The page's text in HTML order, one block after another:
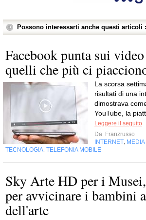
Possono interessarti anche questi articoli :
Facebook punta sui
quelli che più ci
La scorsa
risultati di una
dimostrava
YouTube, la
Leggere il seguito
Da Franzrusso
INTERNET
TECNOLOGIA TELEFONIA MOBILE
Sky Arte HD per i
per avvicinare i bambini
dell'arte